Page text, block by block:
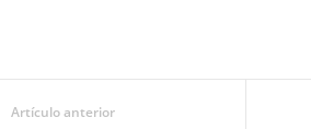
Artículo anterior